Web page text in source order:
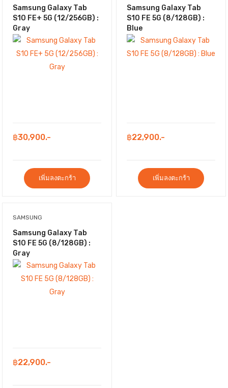
Samsung Galaxy Tab
S10 FE+ 5G (12/256GB) :
Gray
฿30,900.-
เพิ่มลงตะกร้า
Samsung Galaxy Tab
S10 FE 5G (8/128GB) :
Blue
฿22,900.-
เพิ่มลงตะกร้า
SAMSUNG
Samsung Galaxy Tab
S10 FE 5G (8/128GB) :
Gray
฿22,900.-